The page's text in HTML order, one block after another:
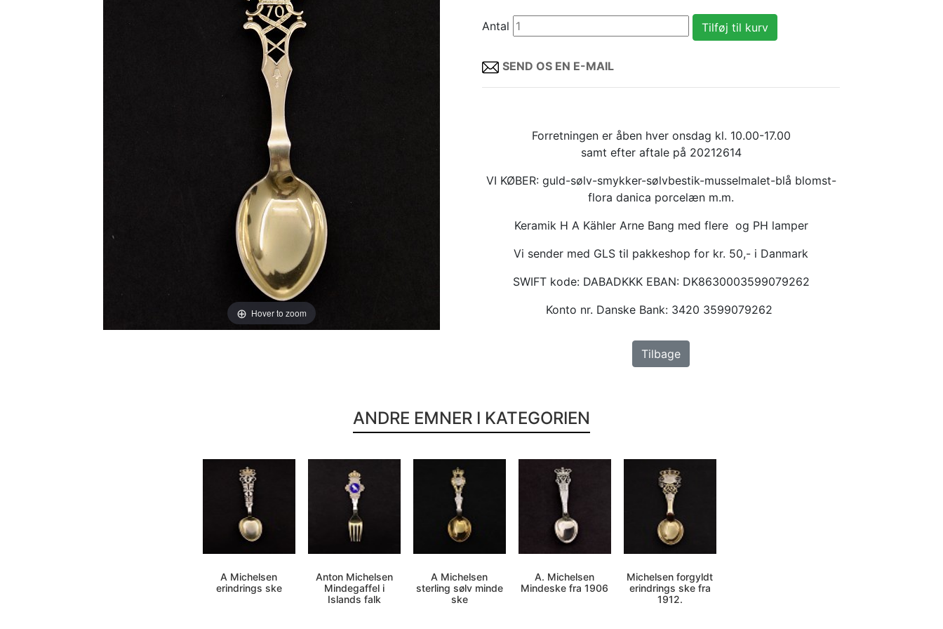
Hover to zoom
Antal
SEND OS EN E-MAIL
Forretningen er åben hver onsdag kl. 10.00-17.00
samt efter aftale på 20212614
VI KØBER: guld-sølv-smykker-sølvbestik-musselmalet-blå blomst-
flora danica porcelæn m.m.
Keramik H A Kähler Arne Bang med flere og PH lamper
Vi sender med GLS til pakkeshop for kr. 50,- i Danmark
SWIFT kode: DABADKKK EBAN: DK8630003599079262
Konto nr. Danske Bank: 3420 3599079262
Tilbage
ANDRE EMNER I KATEGORIEN
A Michelsen
erindrings ske
Anton Michelsen
Mindegaffel i
Islands falk
A Michelsen
sterling sølv minde
ske
A. Michelsen
Mindeske fra 1906
Michelsen forgyldt
erindrings ske fra
1912.